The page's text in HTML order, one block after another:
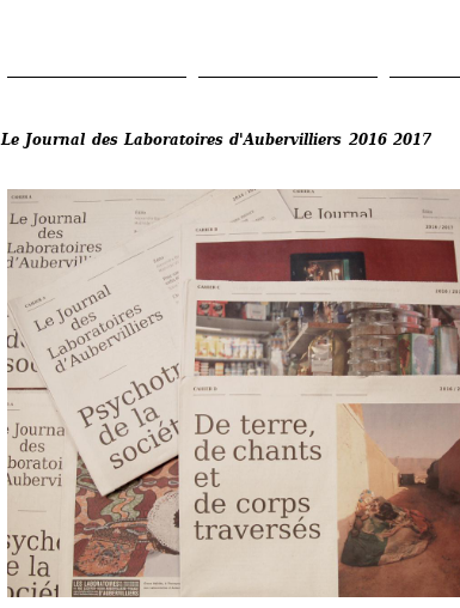
contenu
Le Journal des Laboratoires d'Aubervilliers 2016 2017